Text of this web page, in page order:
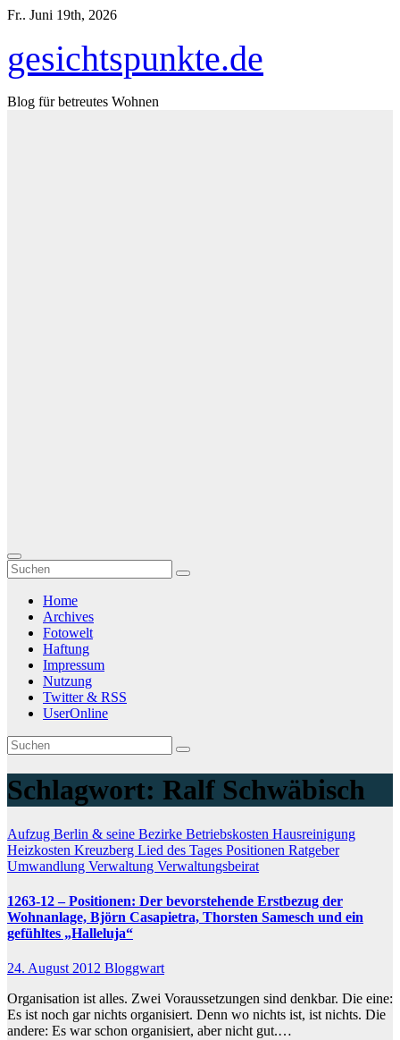
Zum
Fr.. Juni 19th, 2026
gesichtspunkte.de
Blog für betreutes Wohnen
Home
Archives
Fotowelt
Haftung
Impressum
Nutzung
Twitter & RSS
UserOnline
Schlagwort: Ralf Schwäbisch
Aufzug Berlin & seine Bezirke Betriebskosten Hausreinigung
Heizkosten Kreuzberg Lied des Tages Positionen Ratgeber
Umwandlung Verwaltung Verwaltungsbeirat
1263-12 – Positionen: Der bevorstehende Erstbezug der
Wohnanlage, Björn Casapietra, Thorsten Samesch und ein
gefühltes „Halleluja“
24. August 2012 Bloggwart
Organisation ist alles. Zwei Voraussetzungen sind denkbar. Die eine:
Es ist noch gar nichts organisiert. Denn wo nichts ist, ist nichts. Die
andere: Es war schon organisiert, aber nicht gut.…